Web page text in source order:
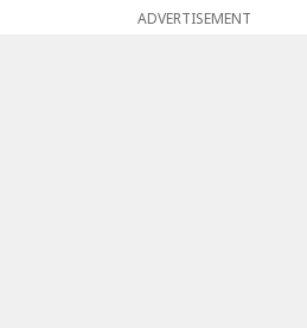
ADVERTISEMENT